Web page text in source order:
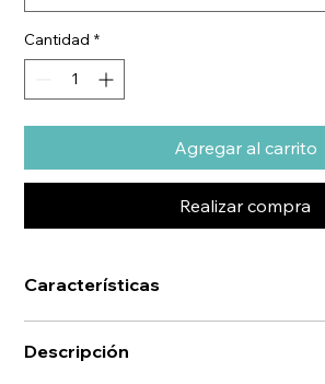
Cantidad *
Agregar al carrito
Realizar compra
Características
Descripción